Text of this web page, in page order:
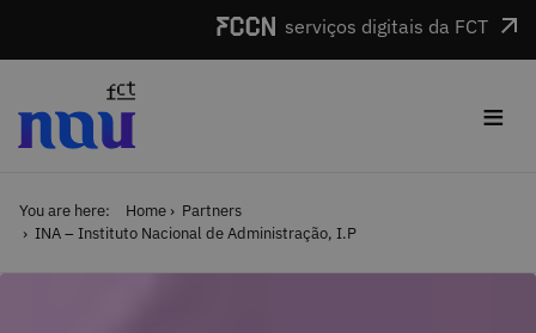
serviços digitais da FCT
≡
You are here: Home
Partners
INA – Instituto Nacional de Administração, I.P